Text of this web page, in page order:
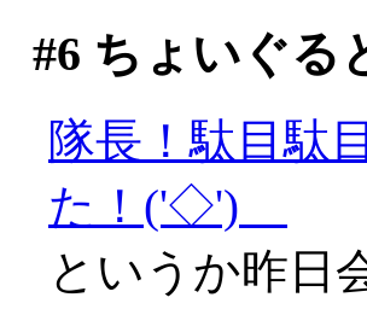
#6 ちょいぐる
隊長！駄目駄
た！('◇')ゞ
というか昨日